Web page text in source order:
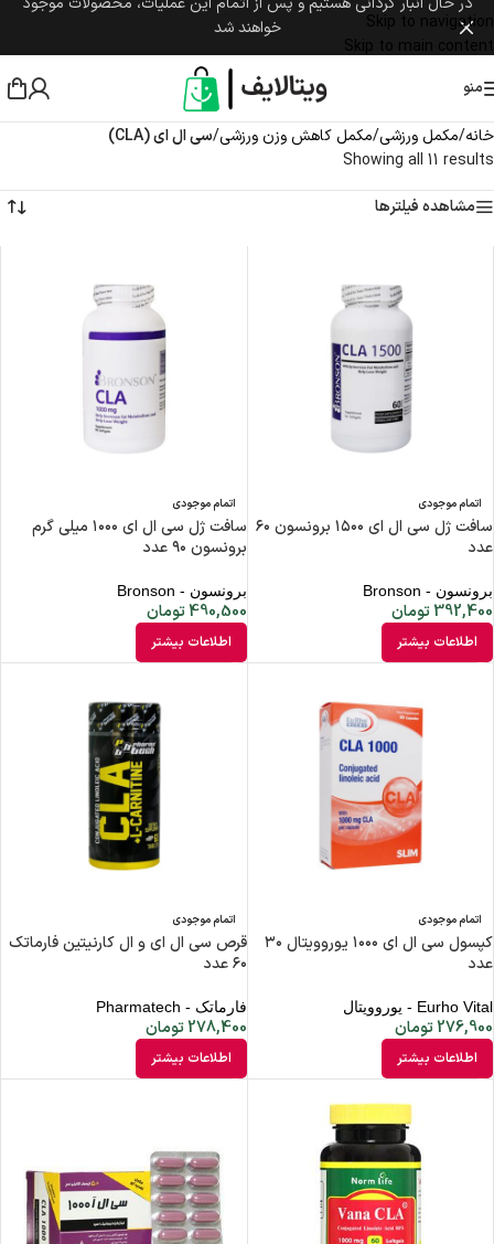
Skip to navigation
Skip to main content
خواهند شد
منو
خانه/مکمل ورزشی/مکمل کاهش وزن ورزشی/سی ال ای (CLA)
Showing all 11 results
مشاهده فیلترها
اتمام موجودی
سافت ژل سی ال ای ۱۵۰۰ برونسون ۶۰
عدد
برونسون - Bronson
392,400تومان
اطلاعات بیشتر
اتمام موجودی
سافت ژل سی ال ای ۱۰۰۰ میلی گرم
برونسون ۹۰ عدد
برونسون - Bronson
490,500تومان
اطلاعات بیشتر
اتمام موجودی
کپسول سی ال ای ۱۰۰۰ یوروویتال ۳۰
عدد
Eurho Vital - یوروویتال
276,900تومان
اطلاعات بیشتر
اتمام موجودی
قرص سی ال ای و ال کارنیتین فارماتک
۶۰ عدد
فارماتک - Pharmatech
278,400 تومان
اطلاعات بیشتر